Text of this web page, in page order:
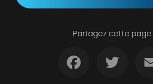
Partagez cette page